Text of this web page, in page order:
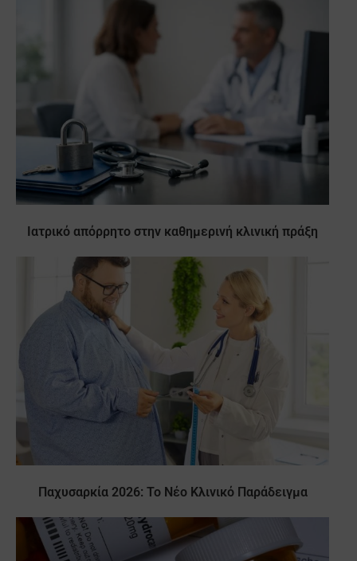
Ιατρικό απόρρητο στην καθημερινή κλινική πράξη
Παχυσαρκία 2026: Το Νέο Κλινικό Παράδειγμα